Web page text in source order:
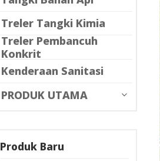
Treler Tangki Kimia
Treler Pembancuh
Konkrit
Kenderaan Sanitasi
PRODUK UTAMA
Produk Baru